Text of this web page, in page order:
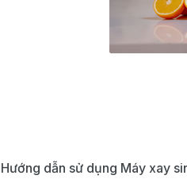
Hướng dẫn sử dụng Máy xay